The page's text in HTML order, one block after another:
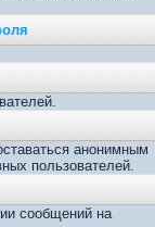
анонимным
пользователей.
сообщений на